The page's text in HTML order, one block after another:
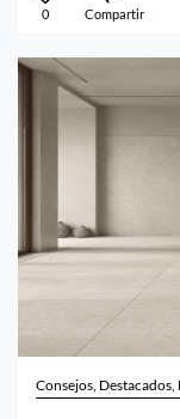
0 Compartir
Consejos, Destacados,